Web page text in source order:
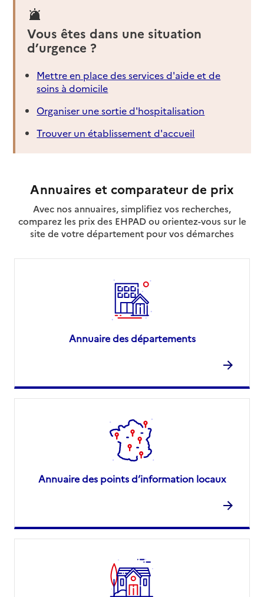
Vous êtes dans une situation
d’urgence ?
Mettre en place des services d'aide et de
soins à domicile
Organiser une sortie d'hospitalisation
Trouver un établissement d'accueil
Annuaires et comparateur de prix
Avec nos annuaires, simplifiez vos recherches,
comparez les prix des EHPAD ou orientez-vous sur le
site de votre département pour vos démarches
Annuaire des départements
Annuaire des points d’information locaux